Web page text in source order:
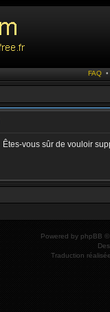
FAQ
Êtes-vous sûr de vouloir
Powered by phpBB ©
Traduction